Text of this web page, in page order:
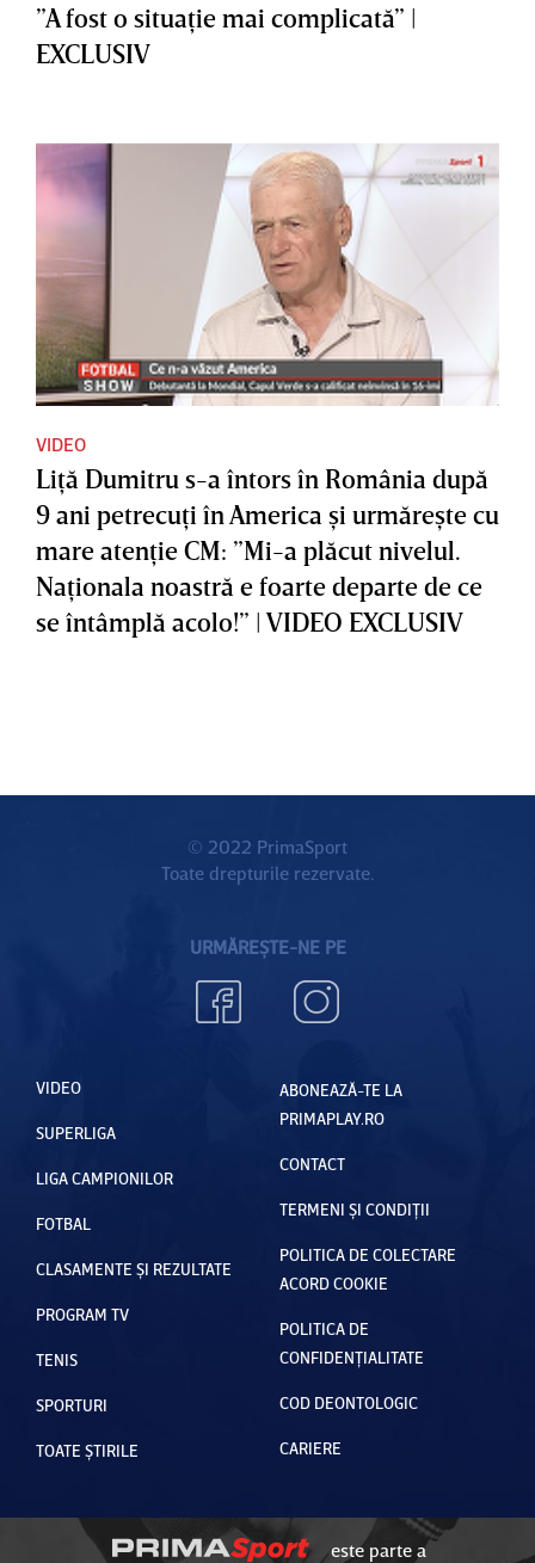
”A fost o situaţie mai complicată” |
EXCLUSIV
VIDEO
Liţă Dumitru s-a întors în România după
9 ani petrecuţi în America şi urmăreşte cu
mare atenţie CM: ”Mi-a plăcut nivelul.
Naţionala noastră e foarte departe de ce
se întâmplă acolo!” | VIDEO EXCLUSIV
© 2022 PrimaSport
Toate drepturile rezervate.
URMĂREȘTE-NE PE
VIDEO
SUPERLIGA
LIGA CAMPIONILOR
FOTBAL
CLASAMENTE ȘI REZULTATE
PROGRAM TV
TENIS
SPORTURI
TOATE ȘTIRILE
ABONEAZĂ-TE LA
PRIMAPLAY.RO
CONTACT
TERMENI ȘI CONDIȚII
POLITICA DE COLECTARE
ACORD COOKIE
POLITICA DE
CONFIDENȚIALITATE
COD DEONTOLOGIC
CARIERE
este parte a